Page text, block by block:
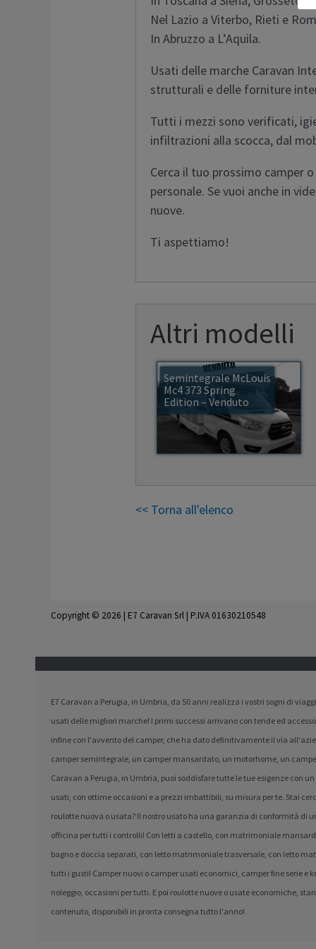
Nel Lazio a Viterbo, Rieti e
In Abruzzo a L’Aquila.
Usati delle marche Caravan
strutturali e delle forniture
Tutti i mezzi sono verificati,
infiltrazioni alla scocca, dal
Cerca il tuo prossimo camper
personale. Se vuoi anche in
nuove.
Ti aspettiamo!
Altri modelli
Semintegrale McLouis
Mc4 373 Spring
Edition – Venduto
<< Torna all'elenco
Copyright © 2026 | E7 Caravan Srl | P.IVA 01630210548
E7 Caravan a Perugia, in Umbria, da 50 anni realizza i vostri sogni di
usati delle migliori marche! I primi successi arrivano con tende ed
infine con l'avvento del camper, che ha dato definitivamente il via
camper semintegrale, un camper mansardato, un motorhome, un
Caravan a Perugia, in Umbria, puoi soddisfare tutte le tue esigenze con
usati, con ottime occasioni e a prezzi imbattibili, su misura per te. Stai
roulotte nuova o usata? Il nostro usato ha una garanzia di conformità di
officina per tutti i controlli! Con letti a castello, con matrimoniale
bagno e doccia separati, con letto matrimoniale trasversale, con letto
tutti i gusti! Camper nuovi o camper usati economici, camper fine serie e
noleggio, occasioni per tutti. E poi roulotte nuove o usate economiche,
contenuto, disponibili in pronta consegna tutto l'anno!